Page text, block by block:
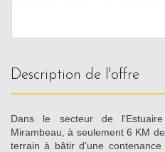
description de l'offre
Dans le secteur de
Mirambeau, à seulement 6 KM
terrain à bâtir d'une